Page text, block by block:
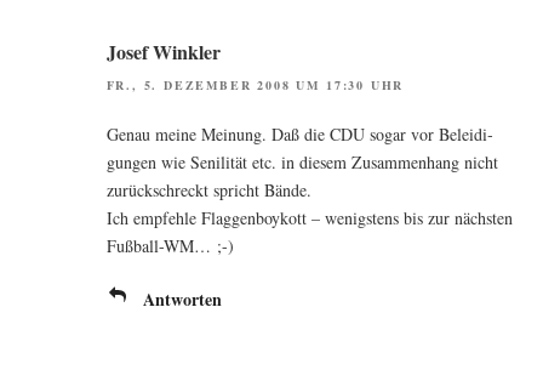
Josef Winkler
FR., 5. DEZEMBER 2008 UM 17:30 UHR
Genau mei­ne Mei­nung. Daß die CDU sogar vor Belei­di­
gun­gen wie Seni­li­tät etc. in die­sem Zusam­men­hang nicht
zurück­schreckt spricht Bände.
Ich emp­feh­le Flag­gen­boy­kott – wenigs­tens bis zur nächs­ten
Fußball-WM… ;-)
Antworten